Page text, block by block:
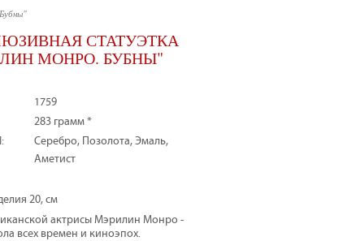
СТАТУЭТКА
МОНРО. БУБНЫ"
1759
283 грамм *
Серебро, Позолота, Эмаль,
Аметист
20, см
актрисы Мэрилин Монро -
всех времен и киноэпох.